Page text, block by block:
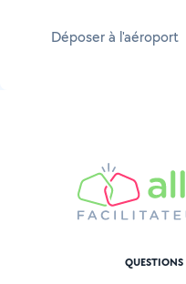
Déposer à l'aéroport